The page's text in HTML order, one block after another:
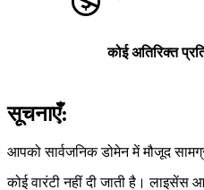
कोई अतिरिक्त
सूचनाएँ:
आपको सार्वजनिक डोमेन में मौजूद
कोई वारंटी नहीं दी जाती है।